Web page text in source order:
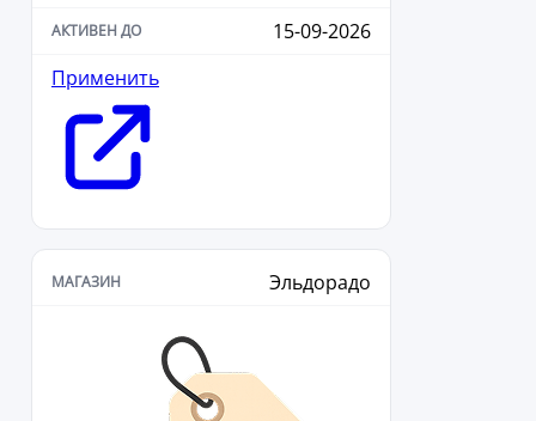
15-09-2026
Применить
Эльдорадо